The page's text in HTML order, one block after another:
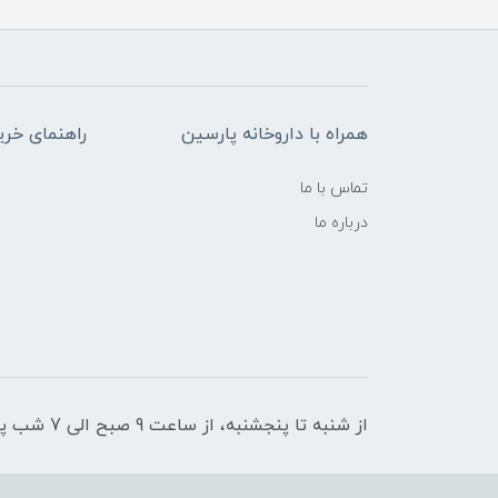
همراه با داروخانه پارسین
تماس با ما
درباره ما
راهنمای
از شنبه تا پنجشنبه، از ساعت 9 صبح الی 7 شب پاسخگوی شما هستیم